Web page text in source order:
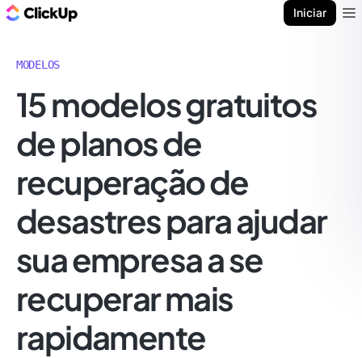
Iniciar
MODELOS
15 modelos gratuitos
de planos de
recuperação de
desastres para ajudar
sua empresa a se
recuperar mais
rapidamente